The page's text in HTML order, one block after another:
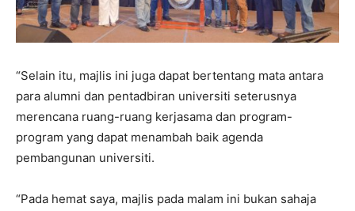
“Selain itu, majlis ini juga dapat bertentang mata antara
para alumni dan pentadbiran universiti seterusnya
merencana ruang-ruang kerjasama dan program-
program yang dapat menambah baik agenda
pembangunan universiti.
“Pada hemat saya, majlis pada malam ini bukan sahaja